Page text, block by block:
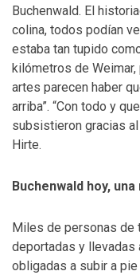
Buchenwald. El
colina, todos podían
estaba tan tupido
kilómetros de
artes parecen haber
arriba”. “Con todo y
subsistieron gracias
Hirte.
Buchenwald hoy,
Miles de personas de
deportadas y llevadas
obligadas a subir a